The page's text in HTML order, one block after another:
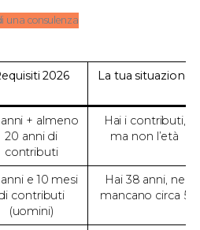
una consulenza
2026 La tua situazione
+ almeno
20 anni di
contributi
Hai i contributi,
ma non l’età
e 10 mesi
contributi
(uomini)
Hai 38 anni, ne
mancano circa 5